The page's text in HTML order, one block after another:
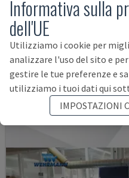
AVM/K/I/G80/822/S3R3L20
IMA - BORDATRICE
GERMANIA 2003
Informativa sulla
dell'UE
Utilizziamo i cookie per
analizzare l'uso del sito e
gestire le tue preferenze e
utilizziamo i tuoi dati qui
IMPOSTAZIONI